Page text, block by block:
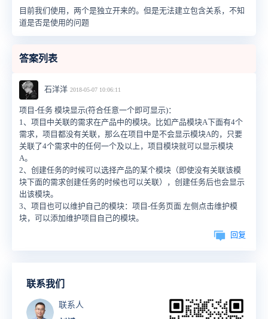
目前我们使用，两个是独立开来的。但是无法建立包含关系，不知
道是否是使用的问题
答案列表
石洋洋 2018-05-07 10:06:11
项目-任务 模块显示(符合任意一个即可显示)：
1、项目中关联的需求在产品中的模块。比如产品模块A下面有4个
需求，项目都没有关联，那么在项目中是不会显示模块A的，只要
关联了4个需求中的任何一个及以上，项目模块就可以显示模块
A。
2、创建任务的时候可以选择产品的某个模块（即使没有关联该模
块下面的需求创建任务的时候也可以关联），创建任务后也会显示
出该模块。
3、项目也可以维护自己的模块：项目-任务页面 左侧点击维护模
块，可以添加维护项目自己的模块。
回复
联系我们
联系人